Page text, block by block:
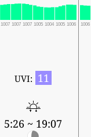
1007 1007 1007 1005 1004 1005 1006 1006
UVI: 11
5:26 ~ 19:07